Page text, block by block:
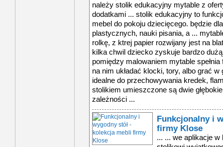
należy stolik edukacyjny mytable z
dodatkami ... stolik edukacyjny to
mebel do pokoju dziecięcego. będzie
plastycznych, nauki pisania, a ...
rolkę, z ktrej papier rozwijany jest na
kilka chwil dziecko zyskuje bardzo
pomiędzy malowaniem mytable
na nim układać klocki, tory, albo grać
idealne do przechowywania kredek,
stolikiem umieszczone są dwie
zależności ...
Funkcjonalny i
firmy Klose
... ... we aplikacje